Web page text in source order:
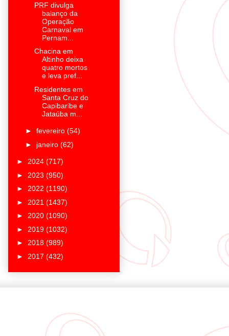
PRF divulga
balanço da
Operação
Carnaval em
Pernam...
Chacina em
Altinho deixa
quatro mortos
e leva pref...
Residentes em
Santa Cruz do
Capibaribe e
Jataúba m...
► fevereiro (54)
► janeiro (62)
► 2024 (717)
► 2023 (950)
► 2022 (1190)
► 2021 (1437)
► 2020 (1090)
► 2019 (1032)
► 2018 (989)
► 2017 (432)